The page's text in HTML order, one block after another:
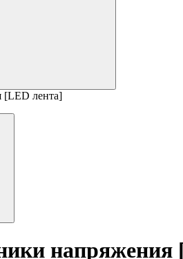
[LED лента]
напряжения